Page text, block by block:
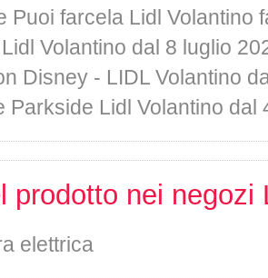
Puoi farcela Lidl Volantino
Volantino dal 8 luglio
Disney - LIDL Volantino
Parkside Lidl Volantino dal
prodotto nei negozi
elettrica